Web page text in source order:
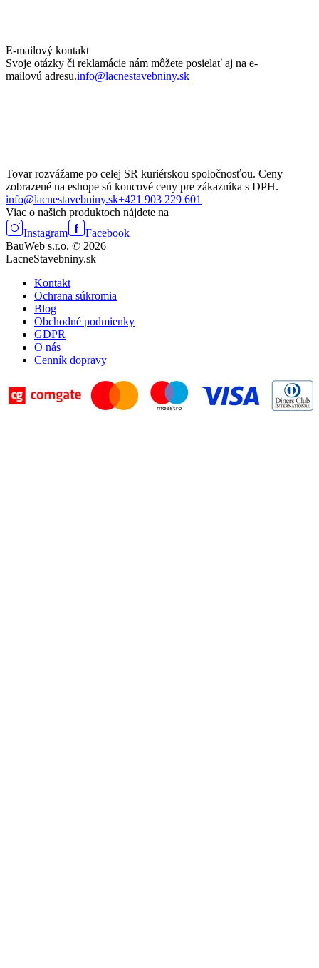
E-mailový kontakt
Svoje otázky či reklamácie nám môžete posielať aj na e-
mailovú adresu.info@lacnestavebniny.sk
Tovar rozvážame po celej SR kuriérskou spoločnosťou. Ceny
zobrazené na eshope sú koncové ceny pre zákazníka s DPH.
info@lacnestavebniny.sk+421 903 229 601
Viac o našich produktoch nájdete na
Instagram
Facebook
BauWeb s.r.o. © 2026
LacneStavebniny.sk
Kontakt
Ochrana súkromia
Blog
Obchodné podmienky
GDPR
O nás
Cenník dopravy